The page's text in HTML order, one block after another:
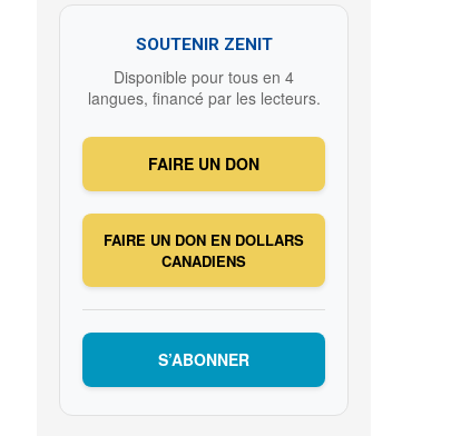
SOUTENIR ZENIT
Disponible pour tous en 4
langues, financé par les lecteurs.
FAIRE UN DON
FAIRE UN DON EN DOLLARS
CANADIENS
S’ABONNER